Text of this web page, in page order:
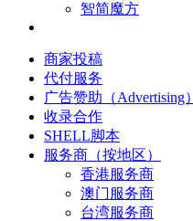
智简魔方
商家投稿
代付服务
广告赞助（Advertising）
收录合作
SHELL脚本
服务商（按地区）
香港服务商
澳门服务商
台湾服务商